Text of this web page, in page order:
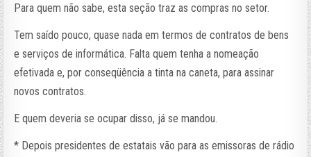
Para quem não sabe, esta seção traz as compras no setor.
Tem saído pouco, quase nada em termos de contratos de bens
e serviços de informática. Falta quem tenha a nomeação
efetivada e, por conseqüência a tinta na caneta, para assinar
novos contratos.
E quem deveria se ocupar disso, já se mandou.
* Depois presidentes de estatais vão para as emissoras de rádio